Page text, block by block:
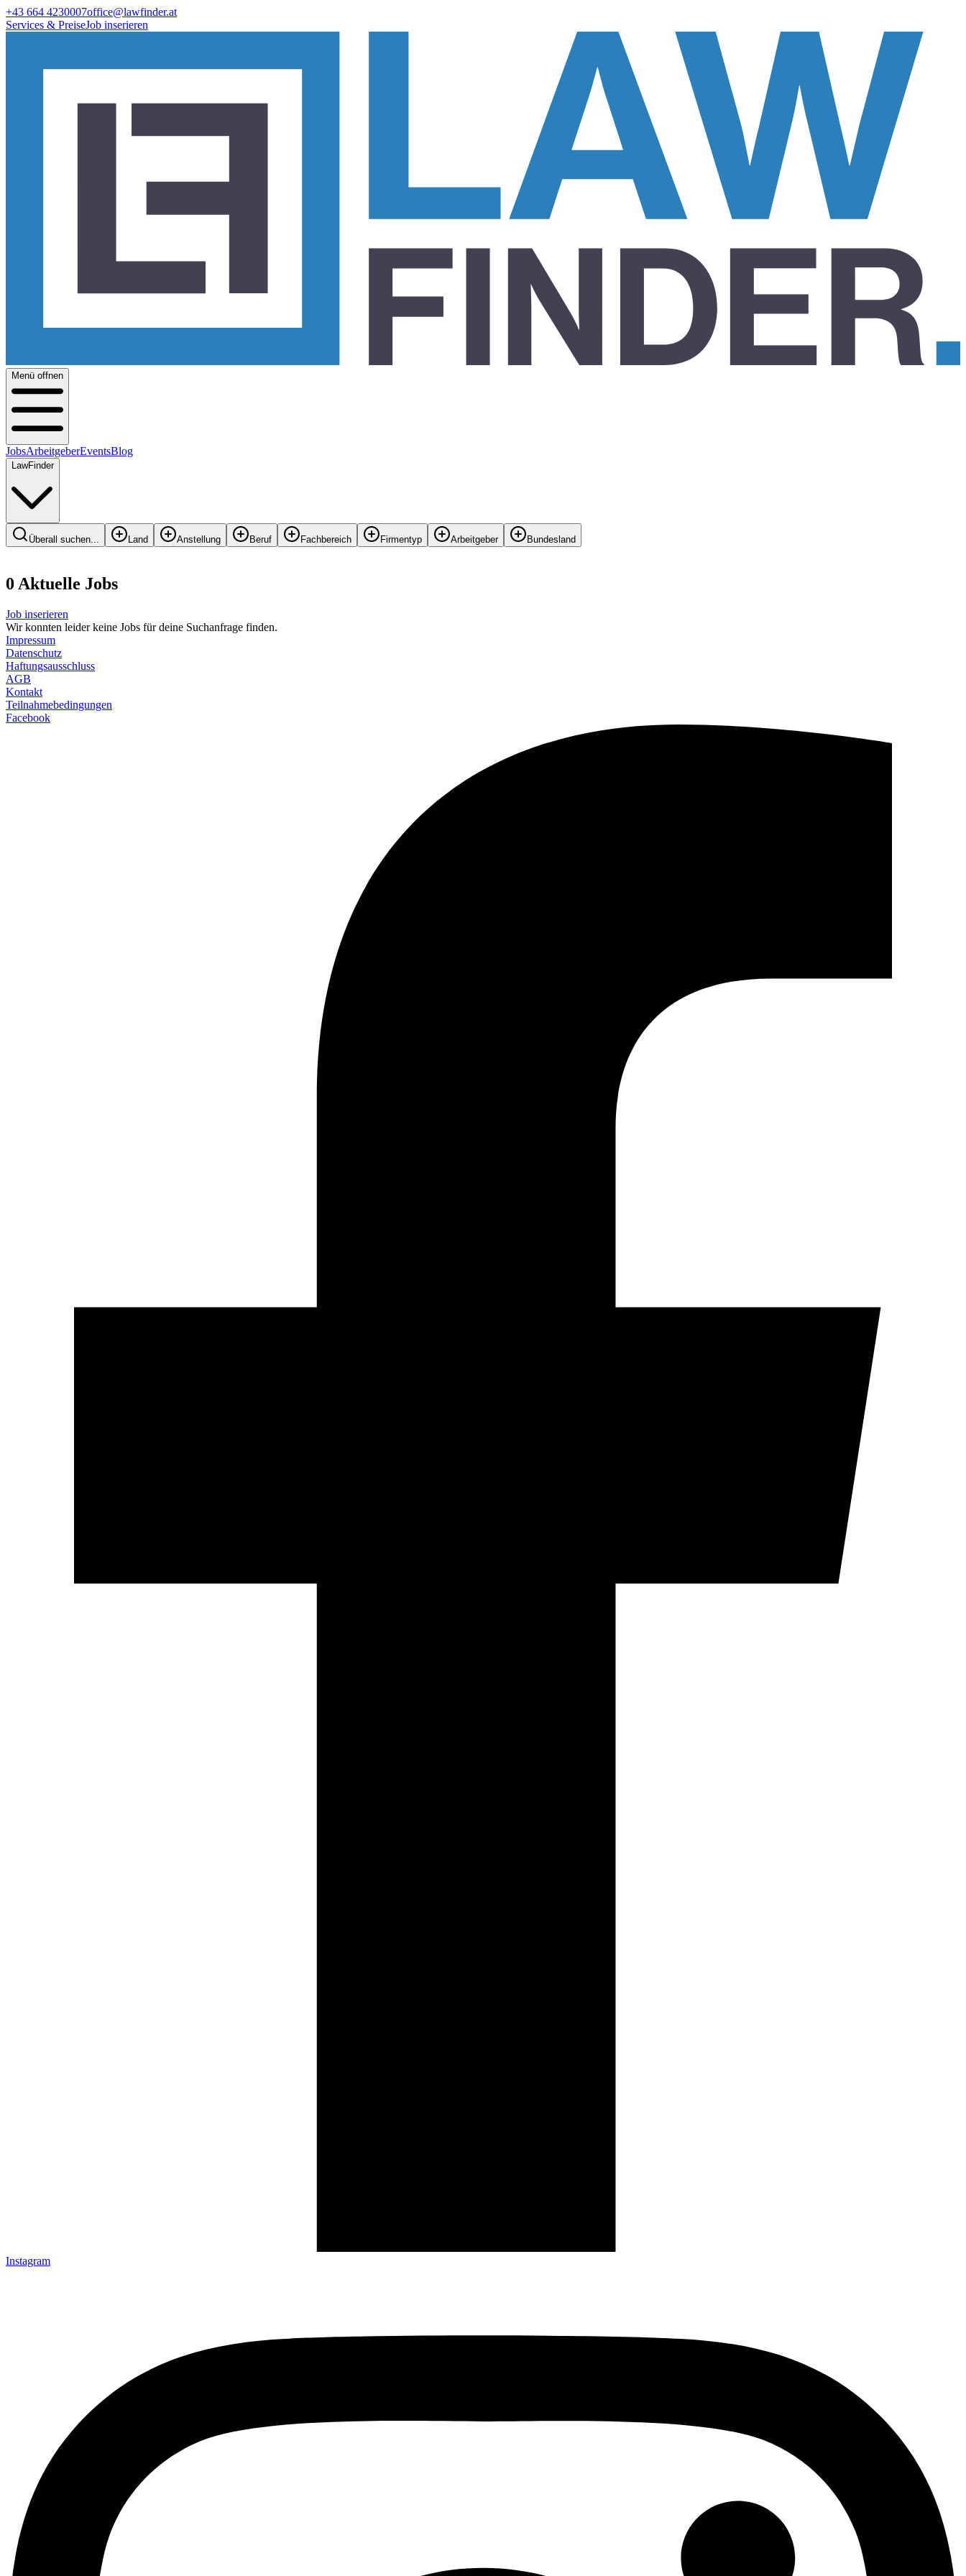
+43 664 4230007office@lawfinder.at
Services & PreiseJob inserieren
Menü offnen
JobsArbeitgeberEventsBlog
LawFinder
Überall suchen... Land Anstellung Beruf Fachbereich Firmentyp Arbeitgeber Bundesland
0 Aktuelle Jobs
Job inserieren
Wir konnten leider keine Jobs für deine Suchanfrage finden.
Impressum
Datenschutz
Haftungsausschluss
AGB
Kontakt
Teilnahmebedingungen
Facebook
Instagram